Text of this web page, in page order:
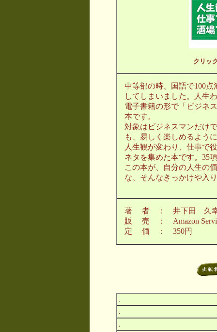
クリッ
中等部の時、国語で100
してしまいました。人生
電子書籍の形で「ビジネ
本です。
対象はビジネスマンだけ
も、易しく楽しめるよう
人生観が変わり、仕事で
ネタを集めた本です。35
この本が、自分の人生の
な、そんなきっかけや入
著 者 ： 井下田 久
販 売 ： Amazon
定 価 ： 350円
.
.
.